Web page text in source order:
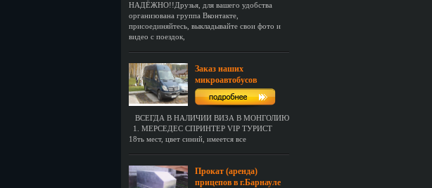
НАДЁЖНО!!Друзья, для вашего удобства
организована группа Вконтакте,
присоединяйтесь, выкладывайте свои фото и
видео с поездок,
Заказ наших
микроавтобусов
ВСЕГДА В НАЛИЧИИ ВИЗА В МОНГОЛИЮ
1. МЕРСЕДЕС СПРИНТЕР VIP ТУРИСТ
18ть мест, цвет синий, имеется все
Прокат (аренда)
прицепов в г.Барнауле